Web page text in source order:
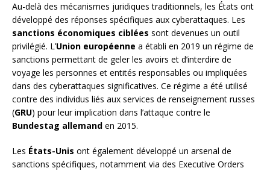
Au-delà des mécanismes juridiques traditionnels, les États ont
développé des réponses spécifiques aux cyberattaques. Les
sanctions économiques ciblées sont devenues un outil
privilégié. L’Union européenne a établi en 2019 un régime de
sanctions permettant de geler les avoirs et d’interdire de
voyage les personnes et entités responsables ou impliquées
dans des cyberattaques significatives. Ce régime a été utilisé
contre des individus liés aux services de renseignement russes
(GRU) pour leur implication dans l’attaque contre le
Bundestag allemand en 2015.
Les États-Unis ont également développé un arsenal de
sanctions spécifiques, notamment via des Executive Orders